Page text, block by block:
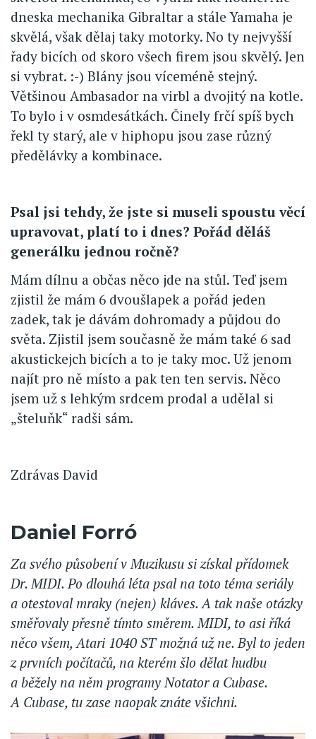
dneska mechanika Gibraltar a stále Yamaha je
skvělá, však dělaj taky motorky. No ty nejvyšší
řady bicích od skoro všech firem jsou skvělý. Jen
si vybrat. :-) Blány jsou víceméně stejný.
Většinou Ambasador na virbl a dvojitý na kotle.
To bylo i v osmdesátkách. Činely frčí spíš bych
řekl ty starý, ale v hiphopu jsou zase různý
předělávky a kombinace.
Psal jsi tehdy, že jste si museli spoustu věcí
upravovat, platí to i dnes? Pořád děláš
generálku jednou ročně?
Mám dílnu a občas něco jde na stůl. Teď jsem
zjistil že mám 6 dvoušlapek a pořád jeden
zadek, tak je dávám dohromady a půjdou do
světa. Zjistil jsem současně že mám také 6 sad
akustickejch bicích a to je taky moc. Už jenom
najít pro ně místo a pak ten ten servis. Něco
jsem už s lehkým srdcem prodal a udělal si
„šteluňk“ radši sám.
Zdrávas David
Daniel Forró
Za svého působení v Muzikusu si získal přídomek
Dr. MIDI. Po dlouhá léta psal na toto téma seriály
a otestoval mraky (nejen) kláves. A tak naše otázky
směřovaly přesně tímto směrem. MIDI, to asi říká
něco všem, Atari 1040 ST možná už ne. Byl to jeden
z prvních počítačů, na kterém šlo dělat hudbu
a běžely na něm programy Notator a Cubase.
A Cubase, tu zase naopak znáte všichni.